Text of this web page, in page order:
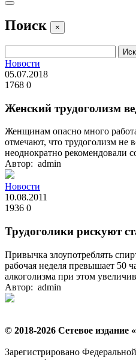
Поиск ×
Новости
05.07.2018
1768 0
Женский трудоголизм
Женщинам опасно много
отмечают, что трудоголизм не
неоднократно рекомендовали
Автор: admin
Новости
10.08.2011
1936 0
Трудоголики рискуют
Привычка злоупотреблять
рабочая неделя превышает 50
алкоголизма при этом
Автор: admin
© 2018-2026 Сетевое издание
Зарегистрировано